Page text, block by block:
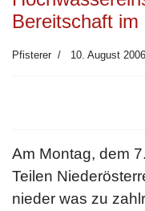
Bereitschaft im
Pfisterer 10. August 2006
Am Montag, dem
Teilen
nieder was zu